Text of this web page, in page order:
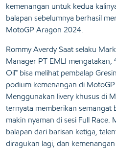
kemenangan untuk kedua
balapan sebelumnya berhasil
MotoGP Aragon 2024.
Rommy Averdy Saat selaku
Manager PT EMLI mengatakan,
Oil™ bisa melihat pembalap
podium kemenangan di
Menggunakan livery khusus di
ternyata memberikan semangat
makin nyaman di sesi Full Race.
balapan dari barisan ketiga,
diragukan lagi, dan